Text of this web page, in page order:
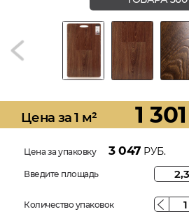
Цена за 1 м² 1 301
Цена за упаковку 3 047 РУБ.
Введите площадь
Количество упаковок